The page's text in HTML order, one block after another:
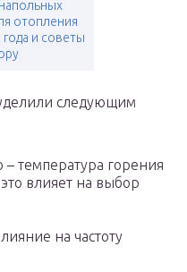
отопления
и советы
следующим
температура горения
влияет на выбор
на частоту